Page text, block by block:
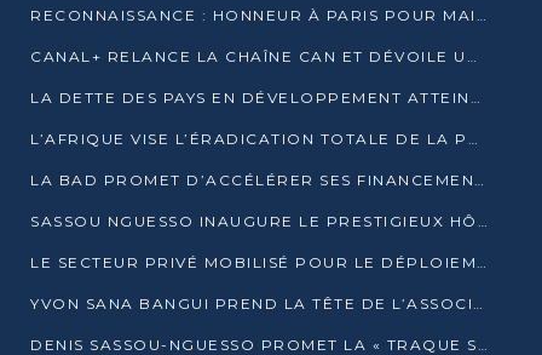
RECONNAISSANCE : HONNEUR À PARIS POUR MAIXENT RAOUL OMINGA
CANAL+ RELANCE LA CHAÎNE CAN ET DÉVOILE UNE OFFRE EXCEPTIONNELLE POUR DÉCEMBRE
LA DETTE DES PAYS EN DÉVELOPPEMENT ATTEINT UN SOMMET HISTORIQUE ENTRE 2022 ET 2024
L’AFRIQUE VISE L’ÉRADICATION TOTALE DE LA POLIOMYÉLITE D’ICI 2026
LA BAD PROMET D’ACCÉLÉRER SES FINANCEMENTS AVEC LE MINISTÈRE DE L’ASSAINISSEMENT
SASSOU NGUESSO INAUGURE LE PRESTIGIEUX HÔTEL KEMPINSKI BRAZZAVILLE
LE SECTEUR PRIVÉ MOBILISÉ POUR LE DÉPLOIEMENT DE 19 MINI-CENTRALES SOLAIRES
YVON SANA BANGUI PREND LA TÊTE DE L’ASSOCIATION DES BANQUES CENTRALES AFRICAINES
DENIS SASSOU-NGUESSO PROMET LA « TRAQUE SANS RELÂCHE » DU GRAND BANDITISME